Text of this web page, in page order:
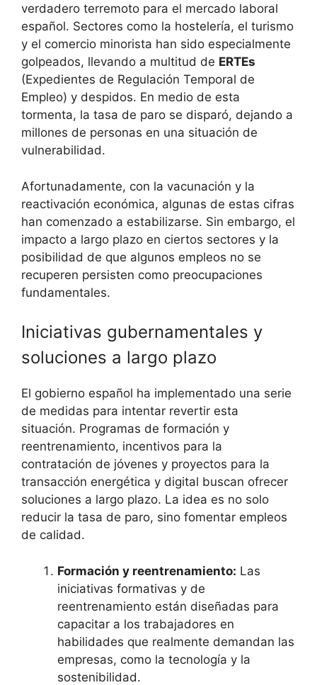
verdadero terremoto para el mercado laboral
español. Sectores como la hostelería, el turismo
y el comercio minorista han sido especialmente
golpeados, llevando a multitud de ERTEs
(Expedientes de Regulación Temporal de
Empleo) y despidos. En medio de esta
tormenta, la tasa de paro se disparó, dejando a
millones de personas en una situación de
vulnerabilidad.
Afortunadamente, con la vacunación y la
reactivación económica, algunas de estas cifras
han comenzado a estabilizarse. Sin embargo, el
impacto a largo plazo en ciertos sectores y la
posibilidad de que algunos empleos no se
recuperen persisten como preocupaciones
fundamentales.
Iniciativas gubernamentales y
soluciones a largo plazo
El gobierno español ha implementado una serie
de medidas para intentar revertir esta
situación. Programas de formación y
reentrenamiento, incentivos para la
contratación de jóvenes y proyectos para la
transacción energética y digital buscan ofrecer
soluciones a largo plazo. La idea es no solo
reducir la tasa de paro, sino fomentar empleos
de calidad.
Formación y reentrenamiento: Las
iniciativas formativas y de
reentrenamiento están diseñadas para
capacitar a los trabajadores en
habilidades que realmente demandan las
empresas, como la tecnología y la
sostenibilidad.